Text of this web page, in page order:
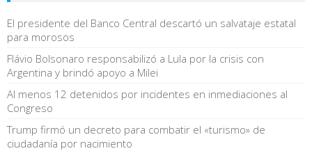
El presidente del Banco Central descartó un salvataje estatal
para morosos
Flávio Bolsonaro responsabilizó a Lula por la crisis con
Argentina y brindó apoyo a Milei
Al menos 12 detenidos por incidentes en inmediaciones al
Congreso
Trump firmó un decreto para combatir el «turismo» de
ciudadanía por nacimiento